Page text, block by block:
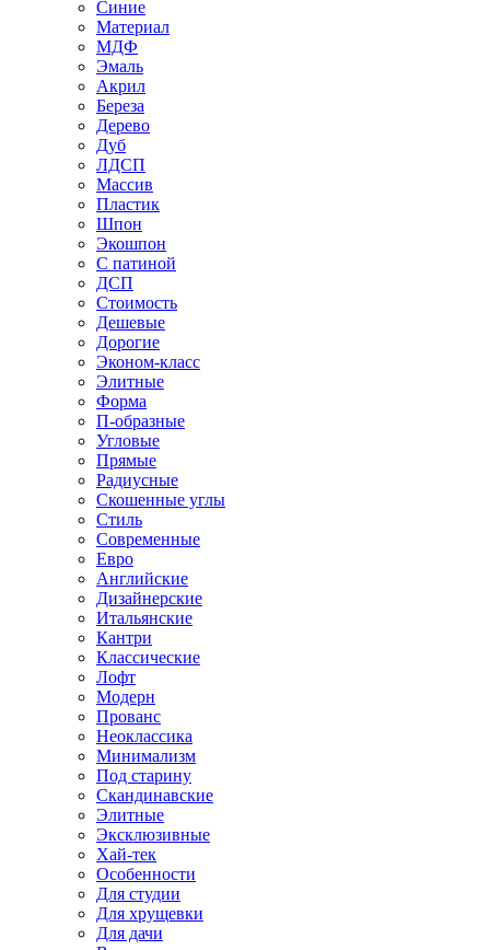
Синие
Материал
МДФ
Эмаль
Акрил
Береза
Дерево
Дуб
ЛДСП
Массив
Пластик
Шпон
Экошпон
С патиной
ДСП
Стоимость
Дешевые
Дорогие
Эконом-класс
Элитные
Форма
П-образные
Угловые
Прямые
Радиусные
Скошенные углы
Стиль
Современные
Евро
Английские
Дизайнерские
Итальянские
Кантри
Классические
Лофт
Модерн
Прованс
Неоклассика
Минимализм
Под старину
Скандинавские
Элитные
Эксклюзивные
Хай-тек
Особенности
Для студии
Для хрущевки
Для дачи